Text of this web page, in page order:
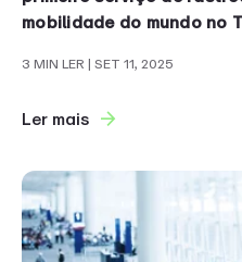
mobilidade do mundo no
3 MIN LER | SET 11, 2025
Ler mais